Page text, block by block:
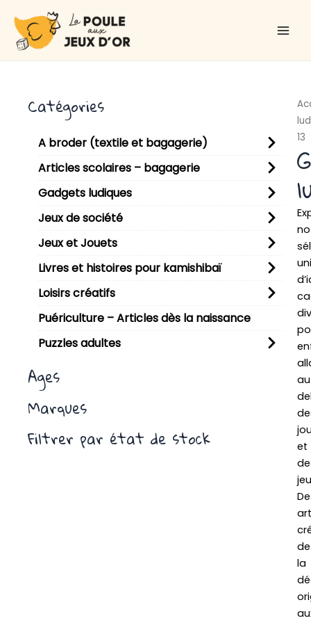
contenu
Catégories
A broder (textile et bagagerie)
Articles scolaires – bagagerie
Gadgets ludiques
Jeux de société
Jeux et Jouets
Livres et histoires pour kamishibaï
Loisirs créatifs
Puériculture – Articles dès la naissance
Puzzles adultes
Ages
Marques
Filtrer par état de stock
13
et
de
la